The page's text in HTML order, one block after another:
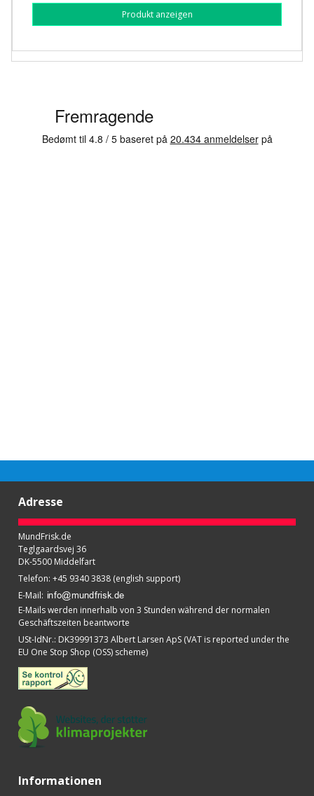
Produkt anzeigen
Adresse
MundFrisk.de
Teglgaardsvej 36
DK-5500 Middelfart
Telefon: +45 9340 3838 (english support)
E-Mail:
E-Mails werden innerhalb von 3 Stunden während der normalen
Geschäftszeiten beantworte
USt-IdNr.: DK39991373 Albert Larsen ApS (VAT is reported under the
EU One Stop Shop (OSS) scheme)
Informationen